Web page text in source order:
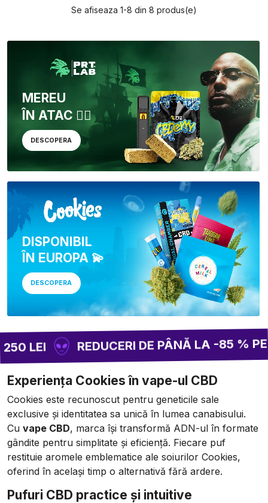
Se afiseaza 1-8 din 8 produs(e)
MEREU
ÎN ATAC 🏴‍☠️
DESCOPERA
DISPONIBIL
ÎN EUROPA 💫
DESCOPERA
LEI REDUCERI DE PÂNĂ LA -85 % PE
Experiența Cookies în vape-ul CBD
Cookies este recunoscut pentru geneticile sale
exclusive și identitatea sa unică în lumea canabisului.
Cu vape CBD, marca își transformă ADN-ul în formate
gândite pentru simplitate și eficiență. Fiecare puf
restituie aromele emblematice ale soiurilor Cookies,
oferind în același timp o alternativă fără ardere.
Pufuri CBD practice și intuitive